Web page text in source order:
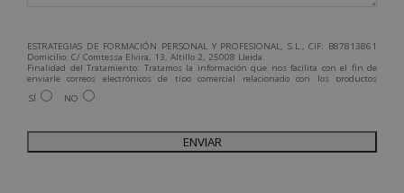
ESTRATEGIAS DE FORMACIÓN PERSONAL Y PROFESIONAL, S.L., CIF: B87813861
Domicilio: C/ Comtessa Elvira, 13, Altillo 2, 25008 Lleida.
Finalidad del Tratamiento: Tratamos la información que nos facilita con el fin de
enviarle correos electrónicos de tipo comercial relacionado con los productos
ofrecidos y otros tipo de productos que fueran de su interés.
Legitimación del tratamiento: Consentimiento del interesado.
Para más información consulte nuestra Política de Privacidad.
Desea recibir información comercial (vía telefónica y/o email):
SÍ NO